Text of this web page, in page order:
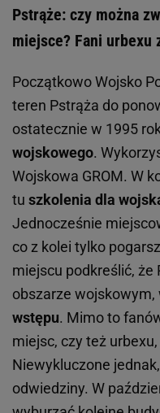
Pstrąże: czy można
miejsce? Fani urbexu
Początkowo Wojsko
teren Pstrąża do
ostatecznie w 1995
wojskowego.
Wojskowa GROM. W
tu szkolenia dla
Jednocześnie
co z kolei tylko
miejscu podkreślić, że
obszarze wojskowym,
wstępu. Mimo to
miejsc, czy też
Niewykluczone
odwiedziny. W